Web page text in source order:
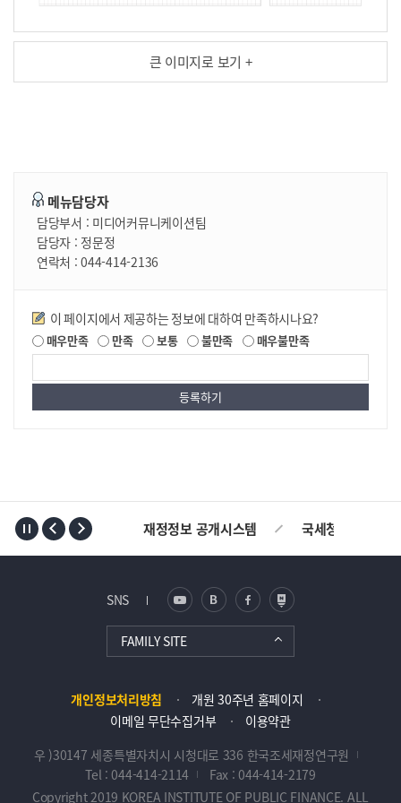
큰 이미지로 보기 +
메뉴담당자
담당부서 : 미디어커뮤니케이션팀
담당자 : 정문정
연락처 :044-414-2136
만족도조사
이 페이지에서 제공하는 정보에 대하여 만족하시나요?
매우만족 만족 보통 불만족 매우불만족
재정정보 공개시스템 국세청
SNS
FAMILY SITE
개인정보처리방침
개원 30주년 홈페이지
이메일 무단수집거부
이용약관
우 )30147 세종특별자치시 시청대로 336 한국조세재정연구원
Tel : 044-414-2114
Fax : 044-414-2179
Copyright 2019 KOREA INSTITUTE OF PUBLIC FINANCE. ALL